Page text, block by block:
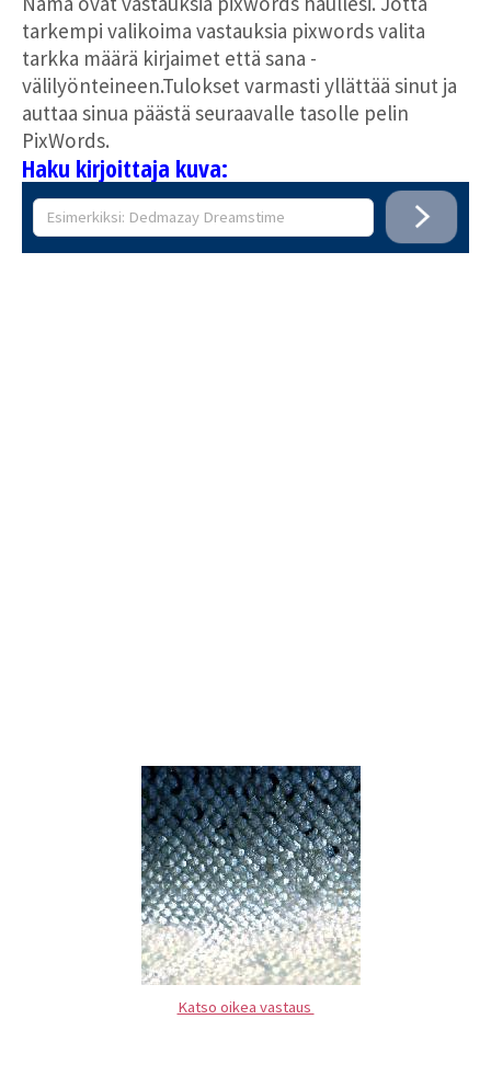
tarkempi valikoima vastauksia pixwords valita
tarkka määrä kirjaimet että sana -
välilyönteineen.Tulokset varmasti yllättää sinut ja
auttaa sinua päästä seuraavalle tasolle pelin
PixWords.
Haku kirjoittaja kuva:
Katso oikea vastaus